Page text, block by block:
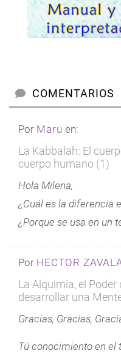
COMENTARIOS
Por Maru en:
La Kabbalah: El
cuerpo humano (1)
Hola Milena,
¿Cuál es la diferencia
¿Porque se usa en un
Por HECTOR
La Alquimia, el
desarrollar una
Gracias, Gracias,
Tú conocimiento en el